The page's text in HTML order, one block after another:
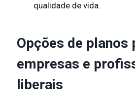
qualidade de vida.
Opções de planos
empresas e
liberais